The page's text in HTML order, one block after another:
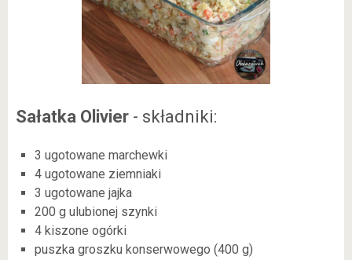
Sałatka Olivier - składniki:
3 ugotowane marchewki
4 ugotowane ziemniaki
3 ugotowane jajka
200 g ulubionej szynki
4 kiszone ogórki
puszka groszku konserwowego (400 g)